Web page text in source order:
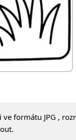
ve formátu JPG ,